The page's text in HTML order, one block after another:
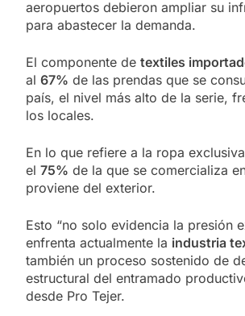
aeropuertos debieron ampliar su
para abastecer la demanda.
El componente de textiles
al 67% de las prendas que se
país, el nivel más alto de la serie,
los locales.
En lo que refiere a la ropa
el 75% de la que se comercializa
proviene del exterior.
Esto “no solo evidencia la presión
enfrenta actualmente la industria
también un proceso sostenido de
estructural del entramado
desde Pro Tejer.